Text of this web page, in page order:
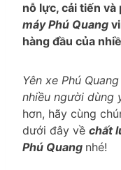
nỗ lực, cải tiến
máy Phú Quang
hàng đầu của
Yên xe Phú
nhiều người dùng
hơn, hãy cùng
dưới đây về chất
Phú Quang nhé!